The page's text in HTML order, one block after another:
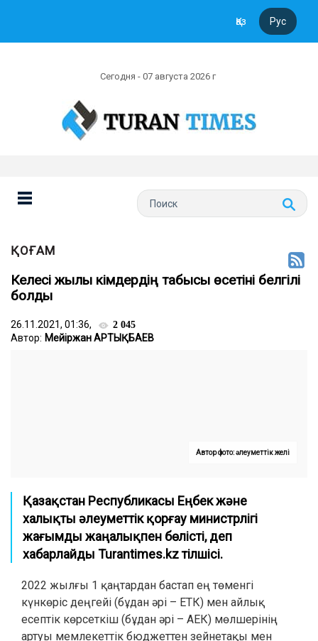
Қаз Рус
Сегодня - 07 августа 2026 г
ҚОҒАМ
Келесі жылы кімдердің табысы өсетіні белгілі
болды
26.11.2021, 01:36, 2 045
Автор: Мейіржан АРТЫҚБАЕВ
Автор фото: әлеуметтік желі
Қазақстан Республикасы Еңбек және
халықты әлеуметтік қорғау министрлігі
жағымды жаңалықпен бөлісті,деп
хабарлайды Turantimes.kz тілшісі.
2022 жылғы 1 қаңтардан бастап ең төменгі
күнкөріс деңгейі (бұдан әрі – ЕТК) мен айлық
есептік көрсеткіш (бұдан әрі – АЕК) мөлшерінің
артуы мемлекеттік бюджеттен зейнетақы мен